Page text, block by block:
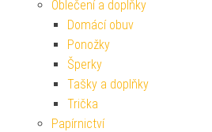
Oblečení a doplňky
Domácí obuv
Ponožky
Šperky
Tašky a doplňky
Trička
Papírnictví